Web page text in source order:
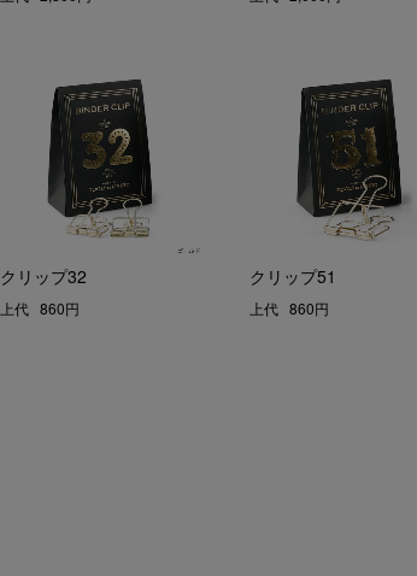
クリップ32
上代 860円
クリップ51
上代 860円